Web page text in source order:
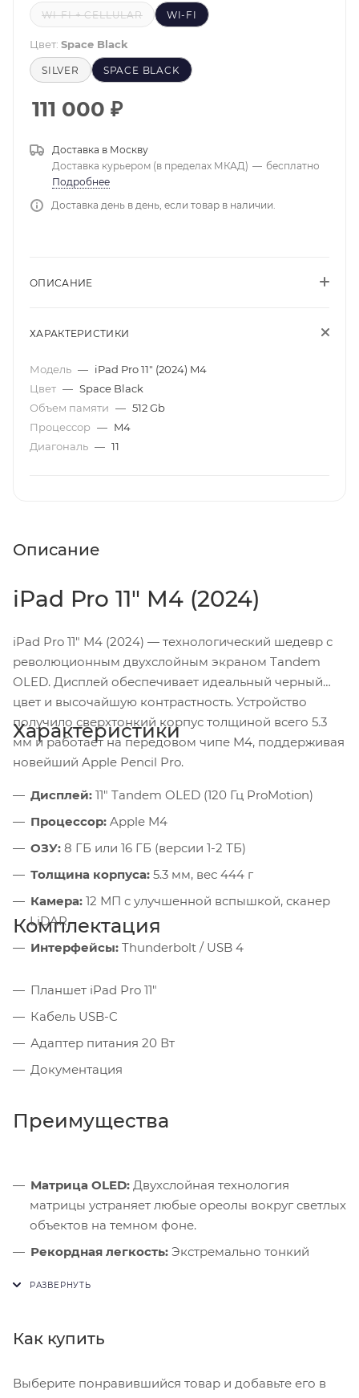
WI-FI + CELLULAR WI-FI
Цвет: Space Black
SILVER SPACE BLACK
111 000 ₽
Доставка в Москву
Доставка курьером (в пределах МКАД) — бесплатно
Подробнее
Доставка день в день, если товар в наличии.
ОПИСАНИЕ
ХАРАКТЕРИСТИКИ
Модель — iPad Pro 11" (2024) M4
Цвет — Space Black
Объем памяти — 512 Gb
Процессор — M4
Диагональ — 11
Описание
iPad Pro 11" M4 (2024)
iPad Pro 11" M4 (2024) — технологический шедевр с
революционным двухслойным экраном Tandem
OLED. Дисплей обеспечивает идеальный черный
цвет и высочайшую контрастность. Устройство
получило сверхтонкий корпус толщиной всего 5.3
мм и работает на передовом чипе M4, поддерживая
новейший Apple Pencil Pro.
Характеристики
Дисплей: 11" Tandem OLED (120 Гц ProMotion)
Процессор: Apple M4
ОЗУ: 8 ГБ или 16 ГБ (версии 1-2 ТБ)
Толщина корпуса: 5.3 мм, вес 444 г
Камера: 12 МП с улучшенной вспышкой, сканер
LiDAR
Интерфейсы: Thunderbolt / USB 4
Комплектация
Планшет iPad Pro 11"
Кабель USB-C
Адаптер питания 20 Вт
Документация
Преимущества
Матрица OLED: Двухслойная технология
матрицы устраняет любые ореолы вокруг светлых
объектов на темном фоне.
Рекордная легкость: Экстремально тонкий
многочасовом чтении или рисовании.
чипа M4 мгновенно справляется с алгоритмами
Как купить
Выберите понравившийся товар и добавьте его в